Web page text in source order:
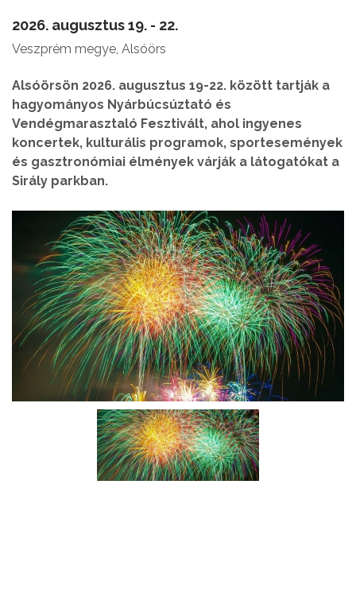
2026. augusztus 19. - 22.
Veszprém megye, Alsóörs
Alsóörsön 2026. augusztus 19-22. között tartják a
hagyományos Nyárbúcsúztató és
Vendégmarasztaló Fesztivált, ahol ingyenes
koncertek, kulturális programok, sportesemények
és gasztronómiai élmények várják a látogatókat a
Sirály parkban.